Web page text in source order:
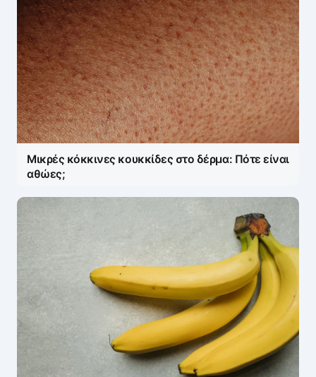
Μικρές κόκκινες κουκκίδες στο δέρμα: Πότε είναι
αθώες;